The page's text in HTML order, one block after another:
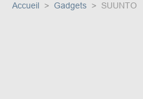
Accueil Gadgets SUUNTO